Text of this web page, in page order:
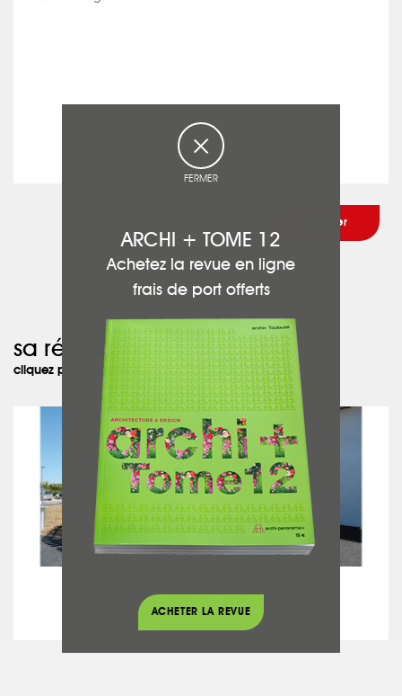
sa réalisation :
cliquez pour la découvrir
voir le projet
FERMER
ARCHI + TOME 12
Achetez la revue en ligne
frais de port offerts
ACHETER LA REVUE